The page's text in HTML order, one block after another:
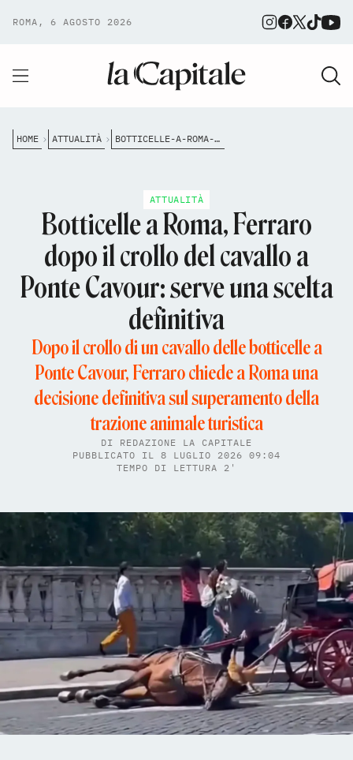
ROMA, 6 AGOSTO 2026
HOME ATTUALITÀ BOTTICELLE-A-ROMA-FERRARO-DOPO-IL-CROLLO-DEL-CAVALLO-A-PONTE-CAVOUR-SERVE-UNA-SCELTA-DEFINITIVA
ATTUALITÀ
Botticelle a Roma, Ferraro
dopo il crollo del cavallo a
Ponte Cavour: serve una scelta
definitiva
Dopo il crollo di un cavallo delle botticelle a
Ponte Cavour, Ferraro chiede a Roma una
decisione definitiva sul superamento della
trazione animale turistica
DI REDAZIONE LA CAPITALE
PUBBLICATO IL 8 LUGLIO 2026 09:04
TEMPO DI LETTURA 2'